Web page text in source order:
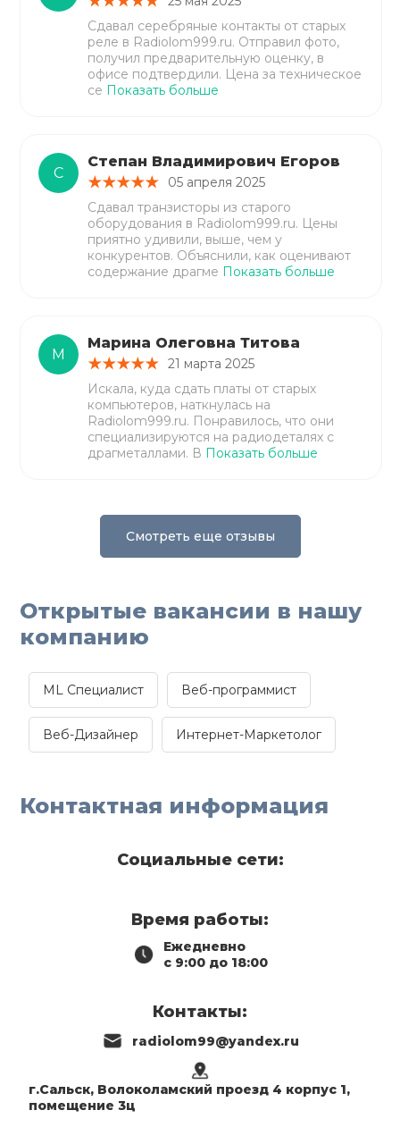
Сдавал серебряные контакты от старых
реле в Radiolom999.ru. Отправил фото,
получил предварительную оценку, в
офисе подтвердили. Цена за техническое
се Показать больше
С
Степан Владимирович Егоров
05 апреля 2025
Сдавал транзисторы из старого
оборудования в Radiolom999.ru. Цены
приятно удивили, выше, чем у
конкурентов. Объяснили, как оценивают
содержание драгме Показать больше
М
Марина Олеговна Титова
21 марта 2025
Искала, куда сдать платы от старых
компьютеров, наткнулась на
Radiolom999.ru. Понравилось, что они
специализируются на радиодеталях с
драгметаллами. В Показать больше
Смотреть еще отзывы
Открытые вакансии в нашу
компанию
ML Специалист Веб-программист
Веб-Дизайнер Интернет-Маркетолог
Контактная информация
Социальные сети:
Время работы:
Ежедневно
с 9:00 до 18:00
Контакты:
radiolom99@yandex.ru
г.Сальск, Волоколамский проезд 4 корпус 1,
помещение 3ц